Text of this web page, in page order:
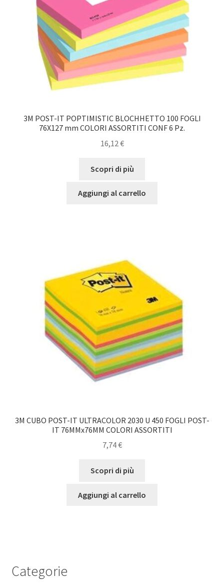
3M POST-IT POPTIMISTIC BLOCHHETTO 100 FOGLI
76X127 mm COLORI ASSORTITI CONF 6 Pz.
16,12 €
Scopri di più
Aggiungi al carrello
3M CUBO POST-IT ULTRACOLOR 2030 U 450 FOGLI POST-
IT 76MMx76MM COLORI ASSORTITI
7,74€
Scopri di più
Aggiungi al carrello
Categorie